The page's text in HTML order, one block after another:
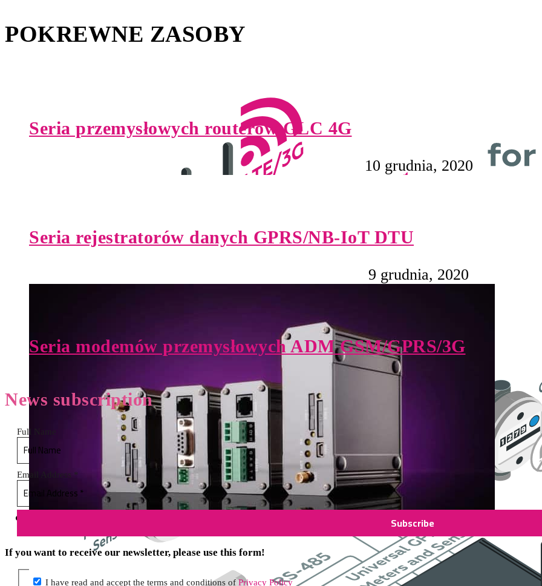
POKREWNE ZASOBY
Seria przemysłowych routerów GLC 4G
10 grudnia, 2020
Seria rejestratorów danych GPRS/NB-IoT DTU
9 grudnia, 2020
Seria modemów przemysłowych ADM GSM/GPRS/3G
News subscription
Full Name
Email Address *
If you want to receive our newsletter, please use this form!
I have read and accept the terms and conditions ofPrivacy Policy